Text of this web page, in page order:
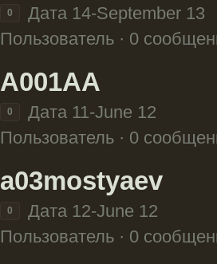
0
Дата 14-September 13
Пользователь · 0
A001AA
0
Дата 11-June 12
Пользователь · 0
a03mostyaev
0
Дата 12-June 12
Пользователь · 0